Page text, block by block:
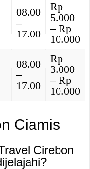
08.00
–
17.00
Rp
5.000
– Rp
10.000
08.00
–
17.00
Rp
3.000
– Rp
10.000
Ciamis
Cirebon